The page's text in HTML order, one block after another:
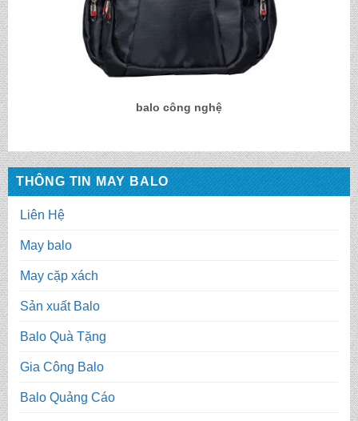
THÔNG TIN MAY BALO
Liên Hệ
May balo
May cặp xách
Sản xuất Balo
Balo Quà Tặng
Gia Công Balo
Balo Quảng Cáo
balo công nghệ